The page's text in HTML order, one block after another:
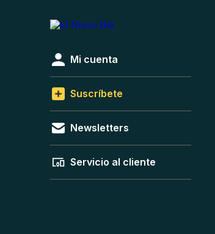
Mi cuenta
Suscríbete
Newsletters
Servicio al cliente